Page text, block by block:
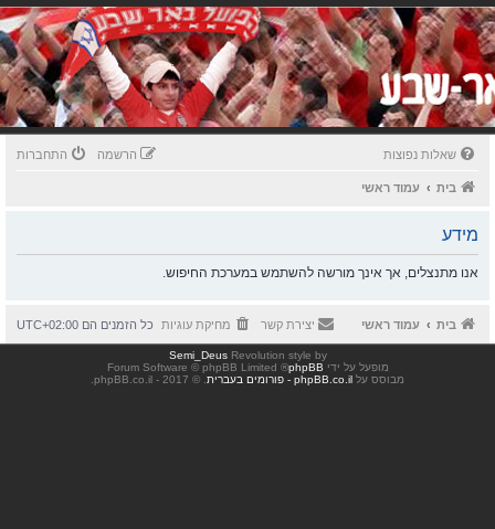
שאלות נפוצות התחברות הרשמה
בית עמוד ראשי
מידע
אנו מתנצלים, אך אינך מורשה להשתמש במערכת החיפוש.
בית עמוד ראשי כל הזמנים הם UTC+02:00 מחיקת עוגיות יצירת קשר
Revolution style by
Semi_Deus
מופעל על ידי phpBB
® Forum Software © phpBB Limited
מבוסס על phpBB.co.il - פורומים בעברית . © 2017 - phpBB.co.il.